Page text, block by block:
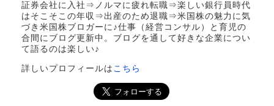
証券会社に入社⇒ノルマに疲れ転職⇒楽しい銀行員時代
はそこそこの年収⇒出産のため退職⇒米国株の魅力に気
づき米国株ブロガーに♪仕事（経営コンサル）と育児の
合間にブログ更新中。ブログを通して好きな企業につい
て語るのは楽しい♪
詳しいプロフィールは こちら